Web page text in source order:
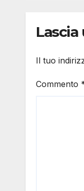
Il tuo
Commento